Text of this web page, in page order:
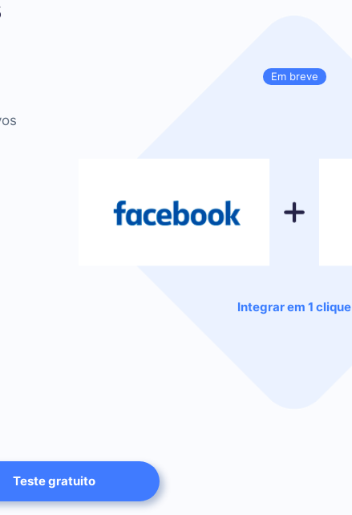
Em breve
Integrar em 1 clique
Teste gratuito